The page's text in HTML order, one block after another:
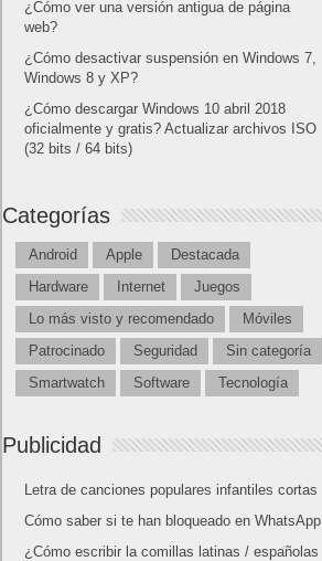
¿Cómo ver una versión antigua de página
web?
¿Cómo desactivar suspensión en Windows 7,
Windows 8 y XP?
¿Cómo descargar Windows 10 abril 2018
oficialmente y gratis? Actualizar archivos ISO
(32 bits / 64 bits)
Categorías
Android Apple
Destacada
Hardware
Internet
Juegos
Lo más visto y recomendado
Móviles
Patrocinado
Seguridad
Sin categoría
Smartwatch
Software Tecnología
Publicidad
Letra de canciones populares infantiles cortas
Cómo saber si te han bloqueado en WhatsApp
¿Cómo escribir la comillas latinas / españolas